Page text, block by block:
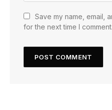
Save my name, email,
for the next time I comment.